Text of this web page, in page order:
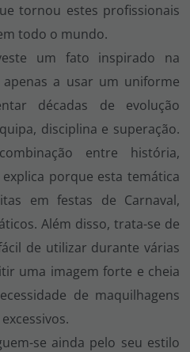
tornou estes profissionais
todo o mundo.
um fato inspirado na
a usar um uniforme
décadas de evolução
disciplina e superação.
entre história,
porque esta temática
em festas de Carnaval,
Além disso, trata-se de
de utilizar durante várias
uma imagem forte e cheia
de maquilhagens
se ainda pelo seu estilo